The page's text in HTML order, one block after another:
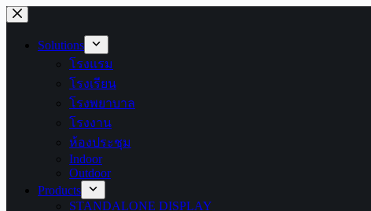
Skip
to
contentSolutions
โรงแรม
โรงเรียน
โรงพยาบาล
โรงงาน
ห้องประชุม
Indoor
Outdoor
Products
STANDALONE DISPLAY